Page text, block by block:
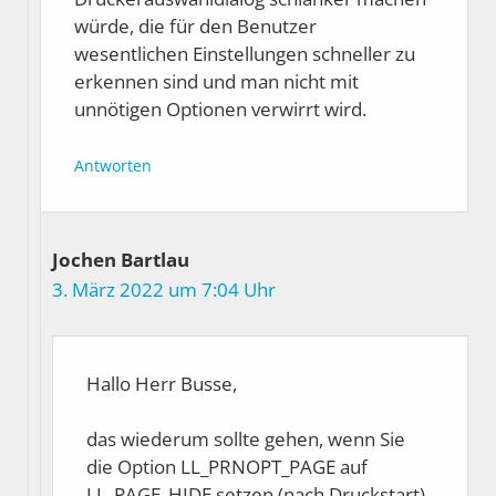
würde, die für den Benutzer
wesentlichen Einstellungen schneller zu
erkennen sind und man nicht mit
unnötigen Optionen verwirrt wird.
Antworten
Jochen Bartlau
3. März 2022 um 7:04 Uhr
Hallo Herr Busse,
das wiederum sollte gehen, wenn Sie
die Option LL_PRNOPT_PAGE auf